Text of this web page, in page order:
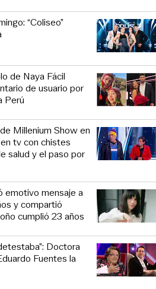
“Coliseo”
de Naya Fácil
de usuario por
Perú
Millenium Show en
tv con chistes
salud y el paso por
emotivo mensaje a
y compartió
cumplió 23 años
Doctora
Fuentes la